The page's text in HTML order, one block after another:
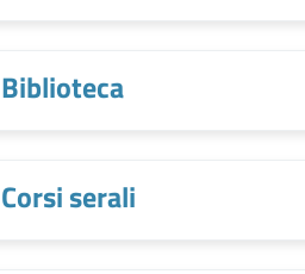
Biblioteca
Corsi serali